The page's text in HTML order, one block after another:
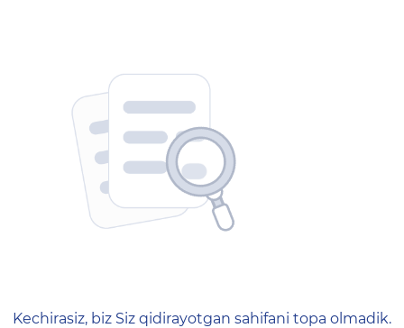
404 — Страница не
Kechirasiz, biz Siz qidirayotgan sahifani topa olmadik.